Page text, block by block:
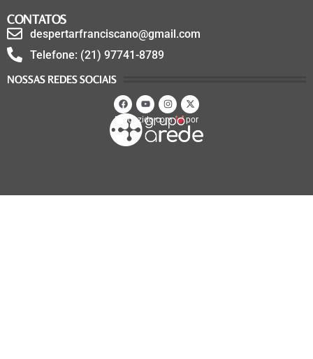
CONTATOS
despertarfranciscano@gmail.com
Telefone: (21) 97741-8789
NOSSAS REDES SOCIAIS
Produzido com por